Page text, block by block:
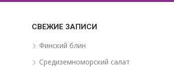
СВЕЖИЕ ЗАПИСИ
Финский блин
Средиземноморский салат